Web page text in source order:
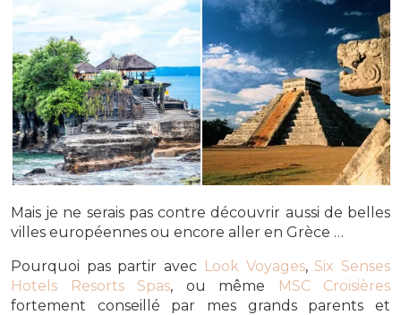
Mais je ne serais pas contre découvrir aussi de belles
villes européennes ou encore aller en Grèce …
Pourquoi pas partir avec Look Voyages, Six Senses
Hotels Resorts Spas, ou même
MSC Croisières
fortement conseillé par mes grands parents et